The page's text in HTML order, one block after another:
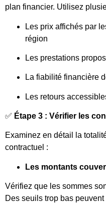
plan financier. Utilisez
Les prix affichés par
région
Les prestations
La fiabilité financière
Les retours
✅ Étape 3 : Vérifier les
Examinez en détail la
contractuel :
Les montants
Vérifiez que les sommes
Des seuils trop bas